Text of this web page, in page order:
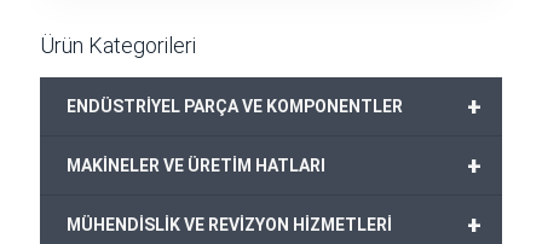
Ürün Kategorileri
+
ENDÜSTRİYEL PARÇA VE KOMPONENTLER
+
MAKİNELER VE ÜRETİM HATLARI
+
MÜHENDİSLİK VE REVİZYON HİZMETLERİ